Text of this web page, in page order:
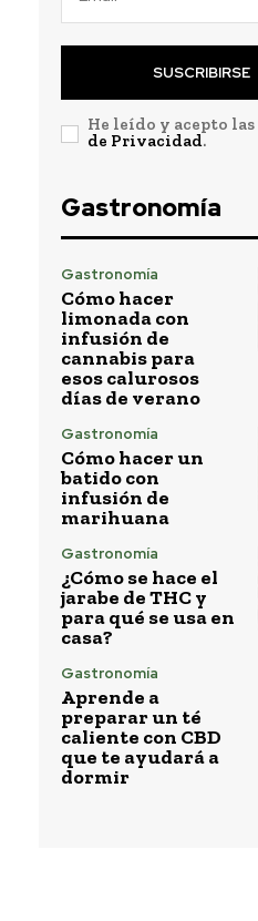
SUSCRIBIRSE
He leído y acepto las
de Privacidad.
Gastronomía
Gastronomía
Cómo hacer
limonada con
infusión de
cannabis para
esos calurosos
días de verano
Gastronomía
Cómo hacer un
batido con
infusión de
marihuana
Gastronomía
¿Cómo se hace el
jarabe de THC y
para qué se usa en
casa?
Gastronomía
Aprende a
preparar un té
caliente con CBD
que te ayudará a
dormir